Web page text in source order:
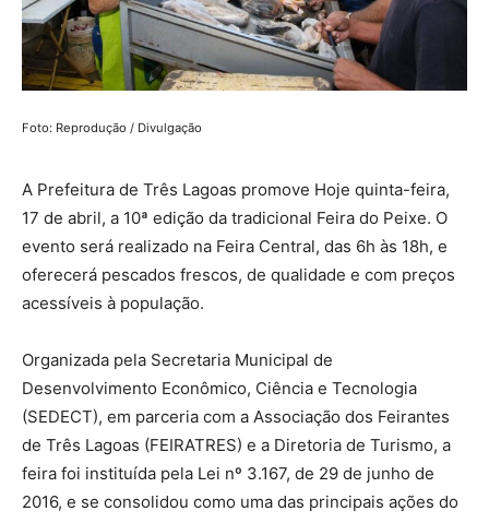
Foto: Reprodução / Divulgação
A Prefeitura de Três Lagoas promove Hoje quinta-feira,
17 de abril, a 10ª edição da tradicional Feira do Peixe. O
evento será realizado na Feira Central, das 6h às 18h, e
oferecerá pescados frescos, de qualidade e com preços
acessíveis à população.
Organizada pela Secretaria Municipal de
Desenvolvimento Econômico, Ciência e Tecnologia
(SEDECT), em parceria com a Associação dos Feirantes
de Três Lagoas (FEIRATRES) e a Diretoria de Turismo, a
feira foi instituída pela Lei nº 3.167, de 29 de junho de
2016, e se consolidou como uma das principais ações do